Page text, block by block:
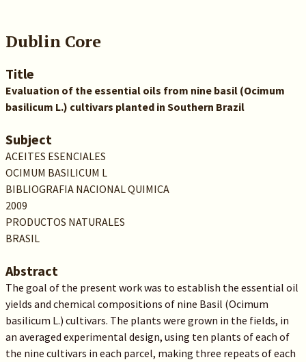
Dublin Core
Title
Evaluation of the essential oils from nine basil (Ocimum
basilicum L.) cultivars planted in Southern Brazil
Subject
ACEITES ESENCIALES
OCIMUM BASILICUM L
BIBLIOGRAFIA NACIONAL QUIMICA
2009
PRODUCTOS NATURALES
BRASIL
Abstract
The goal of the present work was to establish the essential oil
yields and chemical compositions of nine Basil (Ocimum
basilicum L.) cultivars. The plants were grown in the fields, in
an averaged experimental design, using ten plants of each of
the nine cultivars in each parcel, making three repeats of each